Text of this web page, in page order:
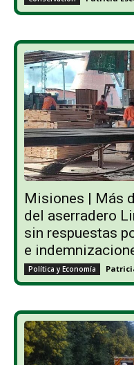
Misiones | Más
del aserradero
sin respuestas
e
Política y Economía